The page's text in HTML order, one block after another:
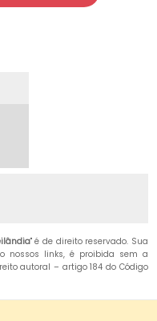
" é de direito reservado. Sua
nossos links, é proibida sem a
autoral – artigo 184 do Código